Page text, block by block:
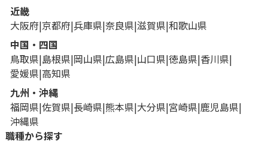
近畿
大阪府 京都府 兵庫県 奈良県 滋賀県 和歌山県
中国・四国
鳥取県 島根県 岡山県 広島県 山口県 徳島県 香川県
愛媛県 高知県
九州・沖縄
福岡県 佐賀県 長崎県 熊本県 大分県 宮崎県 鹿児島県
沖縄県
職種から探す